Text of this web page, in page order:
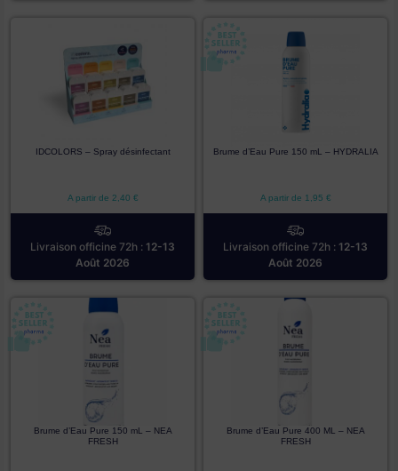
IDCOLORS – Spray désinfectant
A partir de 2,40 €
Livraison officine 72h : 12-13
Août 2026
Brume d’Eau Pure 150 mL – HYDRALIA
A partir de 1,95 €
Livraison officine 72h : 12-13
Août 2026
Brume d’Eau Pure 150 mL – NEA
FRESH
Brume d’Eau Pure 400 ML – NEA
FRESH